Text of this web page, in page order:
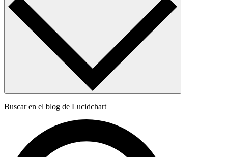
Buscar en el blog de Lucidchart